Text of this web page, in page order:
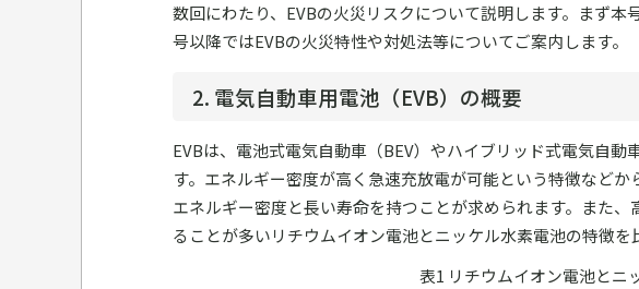
数回にわたり、EVBの火災リスクについて説明します。まず
号以降ではEVBの火災特性や対処法等についてご案内します。
2. 電気自動車用電池（EVB）の概要
EVBは、電池式電気自動車（BEV）やハイブリッド式電気自
す。エネルギー密度が高く急速充放電が可能という特徴など
エネルギー密度と長い寿命を持つことが求められます。また
ることが多いリチウムイオン電池とニッケル水素電池の特徴を
表1 リチウムイオン電池とニ